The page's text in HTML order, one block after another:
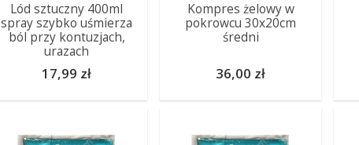
Lód sztuczny 400ml
spray szybko uśmierza
ból przy kontuzjach,
urazach
17,99 zł
Kompres żelowy w
pokrowcu 30x20cm
średni
36,00 zł